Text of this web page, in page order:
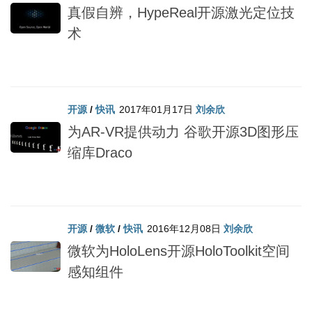
真假自辨，HypeReal开源激光定位技
术
开源/快讯 2017年01月17日 刘余欣
为AR-VR提供动力 谷歌开源3D图形压
缩库Draco
开源/ 微软 /快讯 2016年12月08日 刘余欣
微软为HoloLens开源HoloToolkit空间
感知组件